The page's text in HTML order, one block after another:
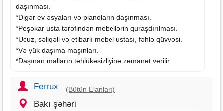
daşınması.
*Digər ev əsyaları və pianoların daşınması.
*Peşəkar usta tərəfindən mebellərin quraşdırılması.
*Ucuz, səliqəli və etibarlı mebel ustası , fəhlə qüvvəsi.
*Və yük daşıma maşınları.
*Daşınan malların təhlükəsizliyinə zəmanət verilir.
Ferrux (Bütün Elanları)
Bakı şəhəri